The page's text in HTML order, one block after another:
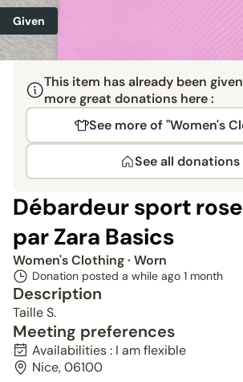
Given
This item has already been
more great donations here :
See more of "Women's
See all donations
Débardeur sport
par Zara Basics
Women's Clothing· Worn
Donation posted a while ago 1 month
Description
Taille S.
Meeting preferences
Availabilities : I am flexible
Nice, 06100